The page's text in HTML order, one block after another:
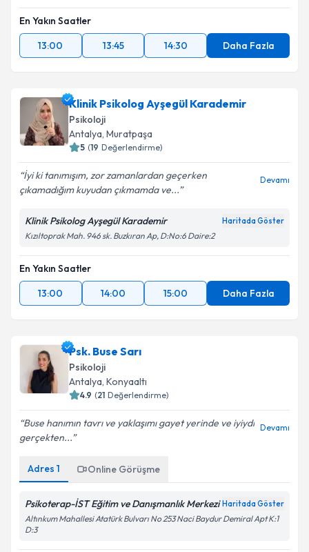
En Yakın Saatler
13:00
13:45 14:30 Daha Fazla
Klinik Psikolog Ayşegül Karademir
Psikoloji
Antalya, Muratpaşa
5 (19 Değerlendirme)
İyi ki tanımışım, zor zamanlardan geçerken
çıkamadığım kuyudan çıkmamda ve...
Devamı
Klinik Psikolog Ayşegül Karademir Haritada Göster
Kızıltoprak Mah. 946 sk. Buzkıran Ap, D:No:6 Daire:2
En Yakın Saatler
13:00
14:00 15:00 Daha Fazla
Psk. Buse Sarı
Psikoloji
Antalya, Konyaaltı
4.9 (21 Değerlendirme)
Buse hanımın tavrı ve yaklaşımı gayet yerinde ve iyiydi
gerçekten...
Devamı
Adres 1 Online Görüşme
Psikoterap-İST Eğitim ve Danışmanlık Merkezi Haritada Göster
Altınkum Mahallesi Atatürk Bulvarı No 253 Naci Baydur Demiral Apt K:1
D:3